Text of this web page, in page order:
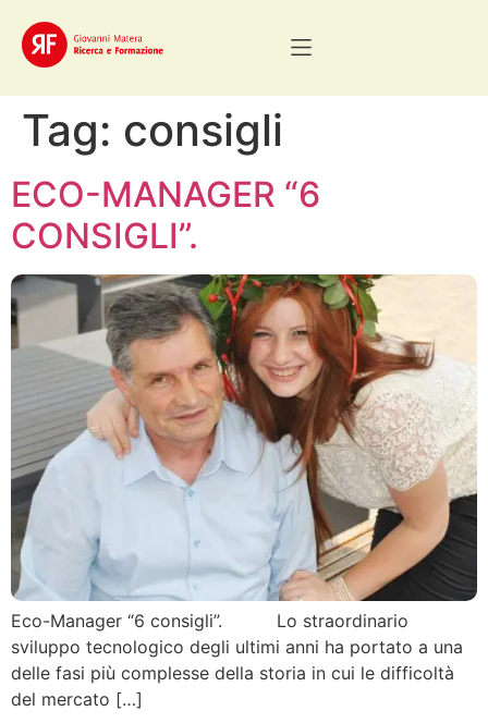
Tag: consigli
ECO-MANAGER “6
CONSIGLI”.
Eco-Manager “6 consigli”. Lo straordinario
sviluppo tecnologico degli ultimi anni ha portato a una
delle fasi più complesse della storia in cui le difficoltà
del mercato […]